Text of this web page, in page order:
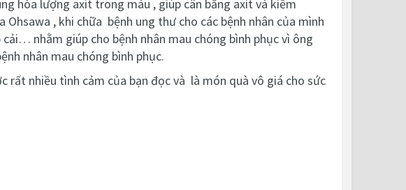
hòa lượng axit trong máu , giúp cân bằng axit và kiềm
, khi chữa bệnh ung thư cho các bệnh nhân của mình
nhằm giúp cho bệnh nhân mau chóng bình phục vì ông
nhân mau chóng bình phục.
rất nhiều tình cảm của bạn đọc và là món quà vô giá cho sức